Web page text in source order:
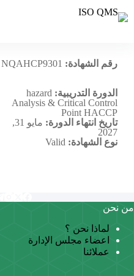
رقم الشهادة: NQAHCP9301
الدورة التدريبية: hazard
Analysis & Critical Control
Point HACCP
تاريخ انتهاء الدورة:
مايو 31,
2027
نوع الشهادة: Valid
من نحن
لماذا نحن ؟
اعضاء مجلس الإدارة
عملائنا